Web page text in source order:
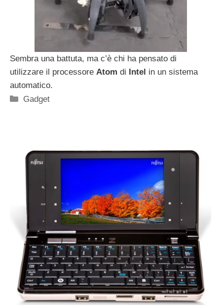
Sembra una battuta, ma c’è chi ha pensato di
utilizzare il processore Atom di Intel in un sistema
automatico.
Categorie
Gadget